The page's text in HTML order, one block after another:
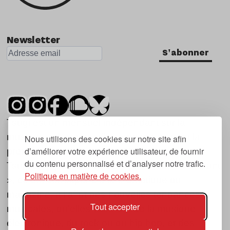
Nous utilisons des cookies sur notre site afin
d’améliorer votre expérience utilisateur, de fournir
du contenu personnalisé et d’analyser notre trafic.
Politique en matière de cookies.
Tout accepter
Newsletter
S'abonner
Tsugi est un mensuel indépendant sur la
musique et les nouvelles tendances, dont la
première parution date de 2007.
Tsugi en japonais signifie « prochain », « suivant
», ce qui correspond à la thématique du
magazine, à l’affût des nouvelles tendances
musicales, qu’elles viennent de la musique
électronique, du rock ou du hip hop, et des